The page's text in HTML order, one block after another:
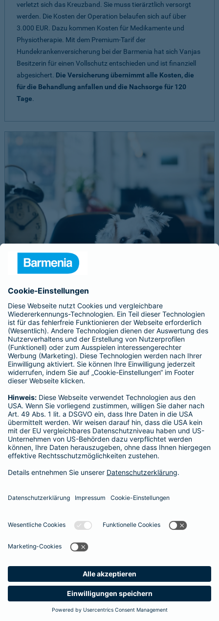
Suche Produkte
Barmenia
verletzt sich das Kreuzband. Sie muss tierärztlich versorgt
werden. Die Kosten der Operation belaufen sich auf über
3.000 EUR. Dazu kommen Kosten für Medikamente und
Physiotherapie. Mit dem Premium-Tarif der
Hundekrankenversicherung bei der Barmenia hat sich Vanjas
Besitzerin für einen Vollschutz entschieden und ist finanziell
abgesichert. Die Versicherung übernimmt alle Kosten, die
für die Behandlung anfallen und die Nachsorge für 120
Tage.
Schnelle Notfallversorgung bei Ernstfällen
gewährleisten
Der Dackel Balu macht für Leckerlies alles. Beim Gassigehen
frisst er leider eine mit Rasierklingen gespickte Wurst. Die
Notfalls nimmt der Tierarzt den 4-fachen GOT-Satz und Balus
Besitzer muss eine vierstellige Rechnung begleichen. Der
Basis-Schutz der Barmenia erstattet dieNotfallversorgung
im tierärztlichen Notdienstkomplett - ohne eine Begrenzung
der Jahreshöchstleistung für Operationen.